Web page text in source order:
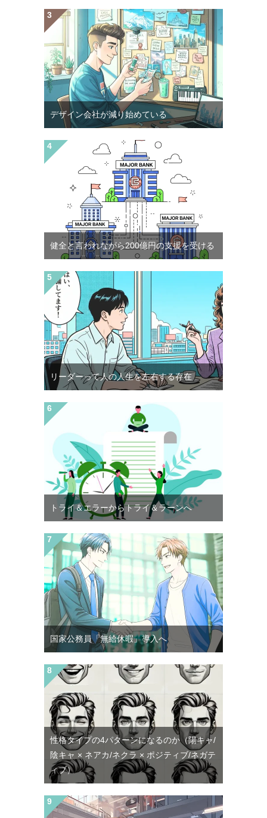
デザイン会社が減り始めている
健全と言われながら200億円の支援を受ける
リーダーって人の人生を左右する存在
トライ＆エラーからトライ＆ラーンへ
国家公務員「無給休暇」導入へ
性格タイプの4パターンになるのか（陽キャ/
陰キャ × ネアカ/ネクラ × ポジティブ/ネガテ
ィブ）